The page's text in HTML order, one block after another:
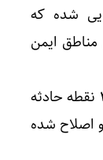
شده که
ایمن
به گفته وی همچنین در سال گذشته ۳۴ نقطه حادثه
اصلاح شده